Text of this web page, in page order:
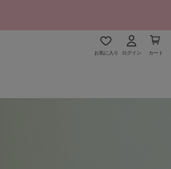
お気に入り ログイン カート